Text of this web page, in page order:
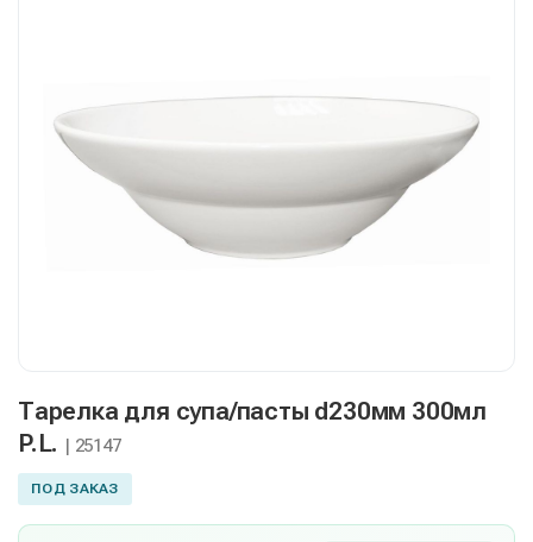
Тарелка для супа/пасты d230мм 300мл
P.L. | 25147
ПОД ЗАКАЗ